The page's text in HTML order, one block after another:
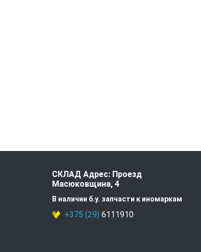
СКЛАД Адрес: Проезд
Масюковщина, 4
В наличии б.у. запчасти к иномаркам
+375 (29) 6111910